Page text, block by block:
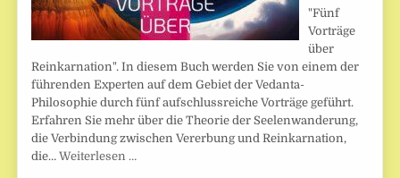
"Fünf
Vorträge
über
Reinkarnation". In diesem Buch werden Sie von einem der
führenden Experten auf dem Gebiet der Vedanta-
Philosophie durch fünf aufschlussreiche Vorträge geführt.
Erfahren Sie mehr über die Theorie der Seelenwanderung,
die Verbindung zwischen Vererbung und Reinkarnation,
die…Weiterlesen …